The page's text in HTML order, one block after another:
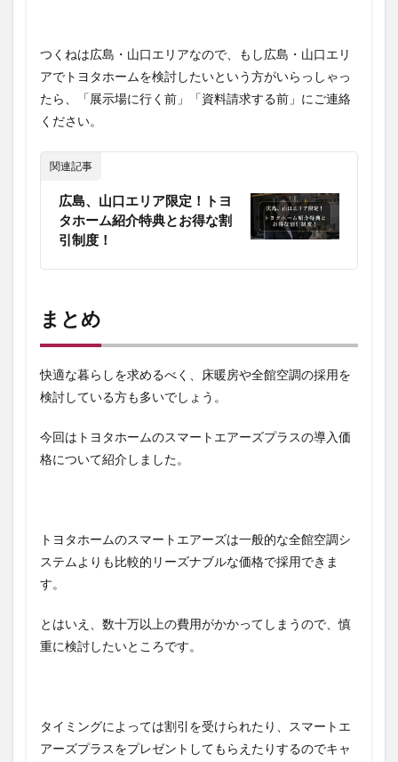
つくねは広島・山口エリアなので、
もし広島・山口エリ
アでトヨタホームを検討したいという方がいらっしゃっ
たら、「展示場に行く前」「資料請求する前」にご連絡
ください。
関連記事
広島、山口エリア限定！トヨ
タホーム紹介特典とお得な割
引制度！
まとめ
快適な暮らしを求めるべく、床暖房や全館空調の採用を
検討している方も多いでしょう。
今回はトヨタホームのスマートエアーズプラスの導入価
格について紹介しました。
トヨタホームのスマートエアーズは一般的な全館空調シ
ステムよりも比較的リーズナブルな価格で採用できま
す。
とはいえ、数十万以上の費用がかかってしまうので、慎
重に検討したいところです。
タイミングによっては割引を受けられたり、スマートエ
アーズプラスをプレゼントしてもらえたりするのでキャ